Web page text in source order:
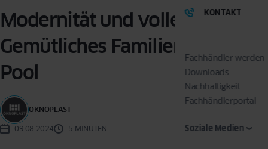
KONTAKT
Fachhändler werden
Downloads
Nachhaltigkeit
Fachhändlerportal
Soziale Medien
Modernität und voller Komfort.
Gemütliches Familienhaus mit
Pool
OKNOPLAST
09.08.2024 5 MINUTEN